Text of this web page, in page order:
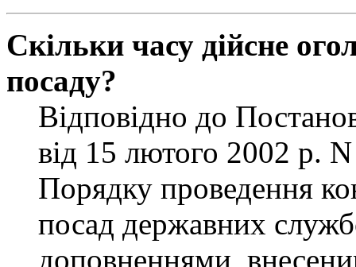
Скільки часу дійсне
посаду?
Відповідно до
від 15 лютого 2002 р.
Порядку проведення
посад державних
доповненнями,